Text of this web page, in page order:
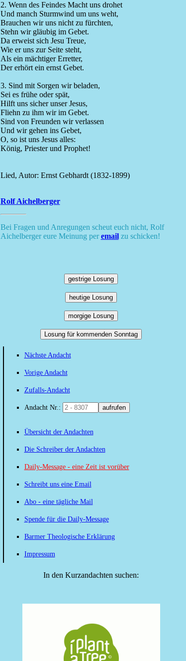
2. Wenn des Feindes Macht uns drohet
Und manch Sturmwind um uns weht,
Brauchen wir uns nicht zu fürchten,
Stehn wir gläubig im Gebet.
Da erweist sich Jesu Treue,
Wie er uns zur Seite steht,
Als ein mächtiger Erretter,
Der erhört ein ernst Gebet.
3. Sind mit Sorgen wir beladen,
Sei es frühe oder spät,
Hilft uns sicher unser Jesus,
Fliehn zu ihm wir im Gebet.
Sind von Freunden wir verlassen
Und wir gehen ins Gebet,
O, so ist uns Jesus alles:
König, Priester und Prophet!
Lied, Autor: Ernst Gebhardt (1832-1899)
Rolf Aichelberger
Bei Fragen und Anregungen scheut euch nicht, Rolf
Aichelberger eure Meinung peremailzu schicken!
gestrige Losung
heutige Losung
morgige Losung
Losung für kommenden Sonntag
Nächste Andacht
Vorige Andacht
Zufalls-Andacht
Andacht Nr.: aufrufen
Übersicht der Andachten
Die Schreiber der Andachten
Daily-Message - eine Zeit ist vorüber
Schreibt uns eine Email
Abo - eine tägliche Mail
Spende für die Daily-Message
Barmer Theologische Erklärung
Impressum
In den Kurzandachten suchen: